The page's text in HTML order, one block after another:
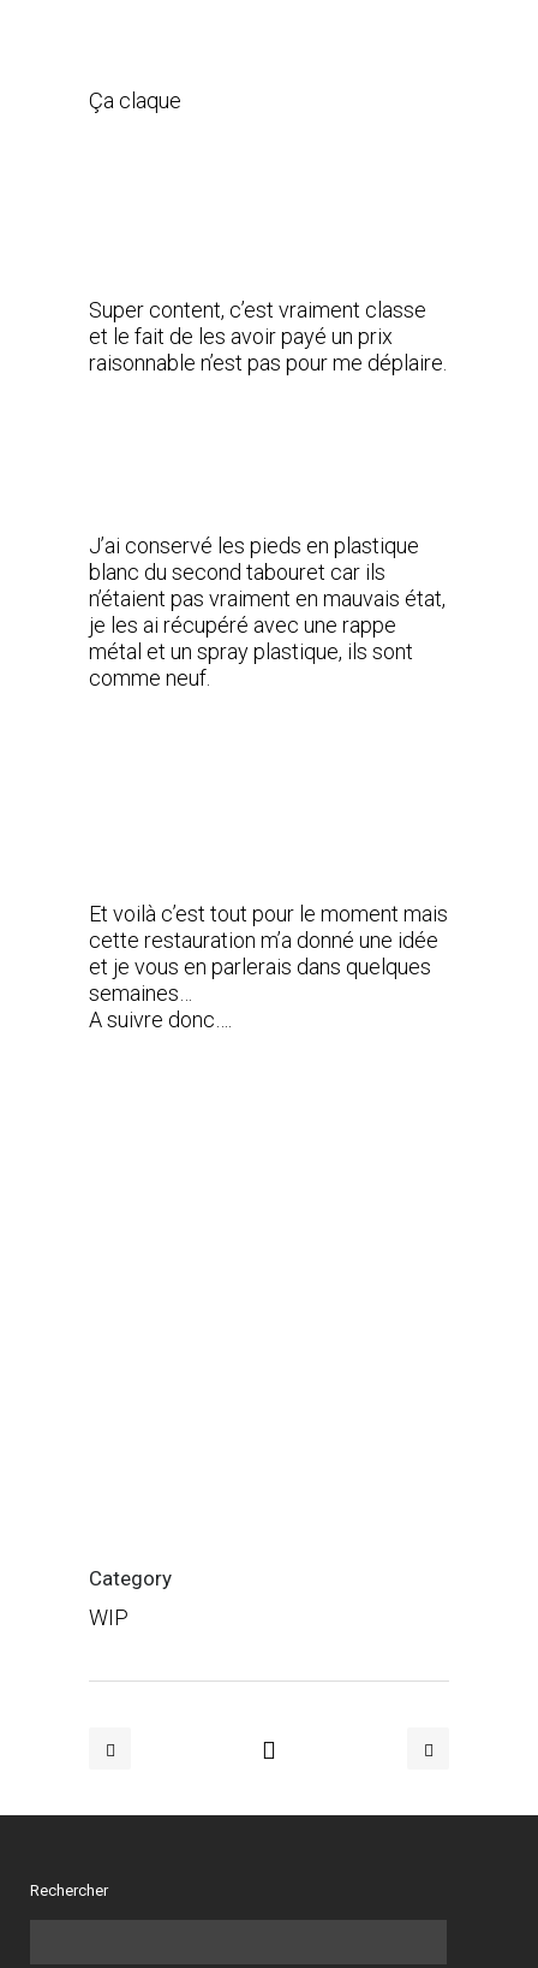
Ça claque
Super content, c’est vraiment classe
et le fait de les avoir payé un prix
raisonnable n’est pas pour me déplaire.
J’ai conservé les pieds en plastique
blanc du second tabouret car ils
n’étaient pas vraiment en mauvais état,
je les ai récupéré avec une rappe
métal et un spray plastique, ils sont
comme neuf.
Et voilà c’est tout pour le moment mais
cette restauration m’a donné une idée
et je vous en parlerais dans quelques
semaines…
A suivre donc….
Category
WIP
Rechercher